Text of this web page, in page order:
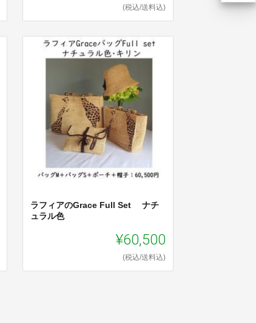
(税込/送料込)
ラフィアのGrace Full Set ナチ
ュラル色
¥60,500
(税込/送料込)